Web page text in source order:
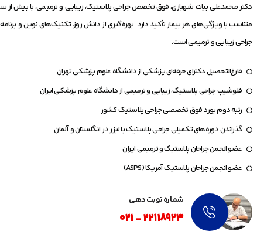
دکتر محمدعلی بیات شهبازی، فوق تخصص جراحی پلاستیک، زیبایی و ترمیمی، با بیش از سه
متناسب با ویژگی‌های هر بیمار تأکید دارد. بهره‌گیری از دانش روز، تکنیک‌های نوین و
جراحی زیبایی و ترمیمی است.
فارغ‌التحصیل دکترای حرفه‌ای پزشکی از دانشگاه علوم پزشکی تهران
فلوشیپ جراحی پلاستیک، زیبایی و ترمیمی از دانشگاه علوم پزشکی ایران
رتبه دوم بورد فوق تخصصی جراحی پلاستیک کشور
گذراندن دوره‌های تکمیلی جراحی پلاستیک با لیزر در انگلستان و آلمان
عضو انجمن جراحان پلاستیک و ترمیمی ایران
عضو انجمن جراحان پلاستیک آمریکا (ASPS)
شمــاره نوبت دهی
22118923 - 021